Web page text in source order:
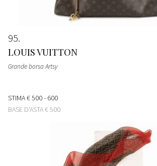
95
LOUIS VUITTON
Grande borsa Artsy
STIMA€ 500 - 600
BASE D'ASTA€ 500